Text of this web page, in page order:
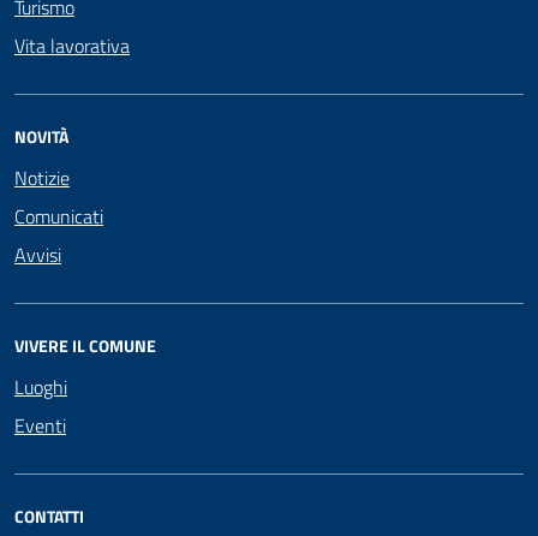
Turismo
Vita lavorativa
NOVITÀ
Notizie
Comunicati
Avvisi
VIVERE IL COMUNE
Luoghi
Eventi
CONTATTI